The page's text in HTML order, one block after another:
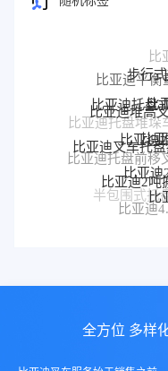
比亚迪平衡
步行
比亚迪托盘堆垛
比亚迪堆高
比亚迪托盘
比
比亚迪托盘前移
比亚迪叉车托
比亚迪
比
比亚
半包围式托
比亚迪2吨
比亚迪
比亚迪
比
全方位 多样